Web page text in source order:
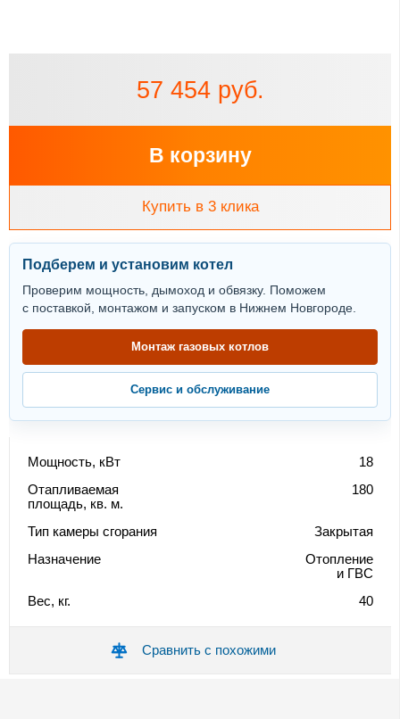
57 454 руб.
В корзину
Купить в 3 клика
Подберем и установим котел
Проверим мощность, дымоход и обвязку. Поможем
с поставкой, монтажом и запуском в Нижнем Новгороде.
Монтаж газовых котлов
Сервис и обслуживание
Мощность, кВт
18
Отапливаемая
площадь, кв. м.
180
Тип камеры сгорания
Закрытая
Назначение
Отопление
и ГВС
Вес, кг.
40
Сравнить с похожими